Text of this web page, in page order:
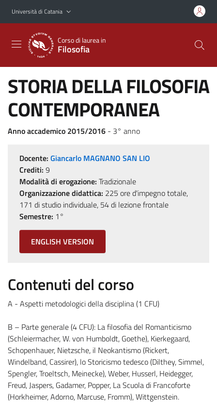
Vai al contenuto principale
Vai al menu di navigazione
Università di Catania
Corso di laurea in
Filosofia
STORIA DELLA FILOSOFIA
CONTEMPORANEA
Anno accademico 2015/2016 - 3° anno
Docente: Giancarlo MAGNANO SAN LIO
Crediti: 9
Modalità di erogazione: Tradizionale
Organizzazione didattica: 225 ore d'impegno totale,
171 di studio individuale, 54 di lezione frontale
Semestre: 1°
ENGLISH VERSION
Contenuti del corso
A - Aspetti metodologici della disciplina (1 CFU)
B – Parte generale (4 CFU): La filosofia del Romanticismo
(Schleiermacher, W. von Humboldt, Goethe), Kierkegaard,
Schopenhauer, Nietzsche, il Neokantismo (Rickert,
Windelband, Cassirer), lo Storicismo tedesco (Dilthey, Simmel,
Spengler, Troeltsch, Meinecke), Weber, Husserl, Heidegger,
Freud, Jaspers, Gadamer, Popper, La Scuola di Francoforte
(Horkheimer, Adorno, Marcuse, Fromm), Wittgenstein.